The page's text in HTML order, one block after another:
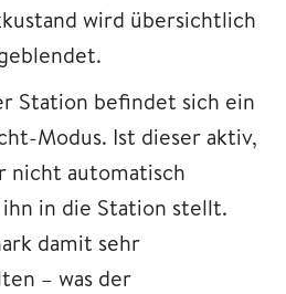
wird übersichtlich
Station befindet sich ein
Modus. Ist dieser aktiv,
nicht automatisch
in die Station stellt.
damit sehr
– was der